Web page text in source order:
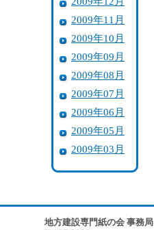
2009年11月
2009年10月
2009年09月
2009年08月
2009年07月
2009年06月
2009年05月
2009年03月
地方建設専門紙の会 事務局